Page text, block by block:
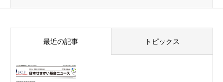
最近の記事 トピックス